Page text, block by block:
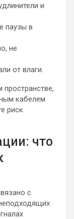
и
паузы в
не
от влаги.
пространстве,
кабелем
риск
что
с